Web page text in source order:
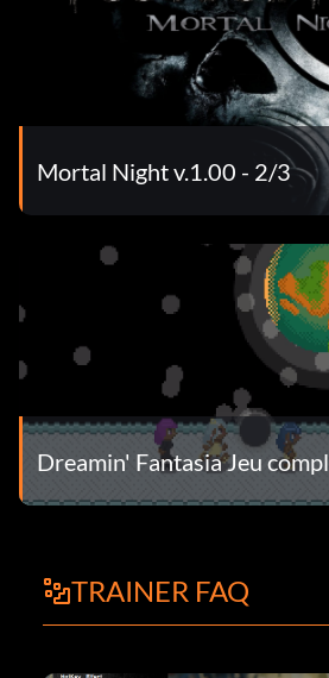
Mortal Night v.1.00 - 2/3
Dreamin' Fantasia Jeu
TRAINER FAQ